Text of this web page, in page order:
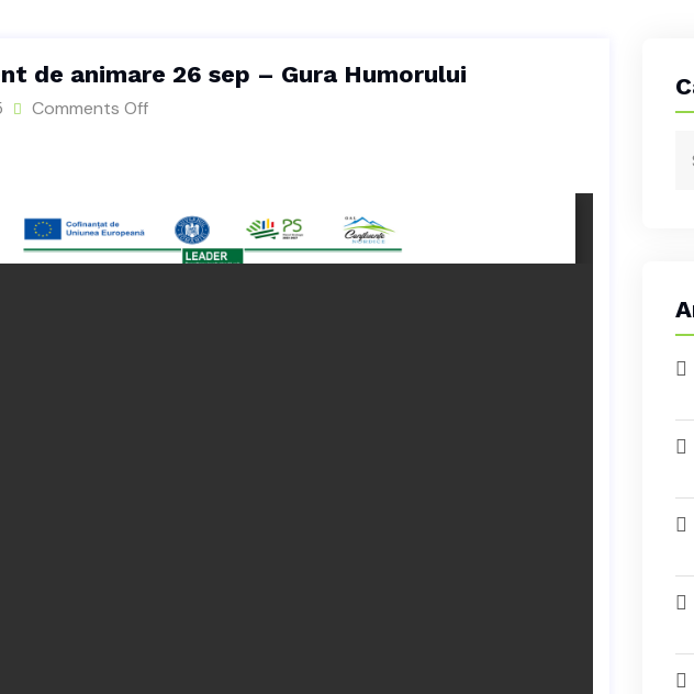
de animare 26 sep – Gura Humorului
Comments Off